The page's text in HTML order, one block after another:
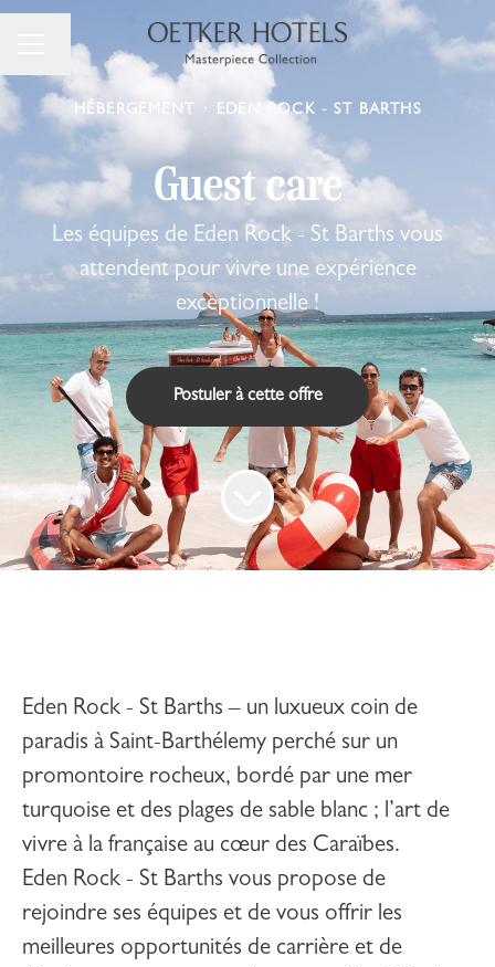
Menu carrière
Changer la langue
HÉBERGEMENT · EDEN ROCK - ST BARTHS
Guest care
Les équipes de Eden Rock - St Barths vous
attendent pour vivre une expérience
exceptionnelle !
Postuler à cette offre
Eden Rock - St Barths – un luxueux coin de
paradis à Saint-Barthélemy perché sur un
promontoire rocheux, bordé par une mer
turquoise et des plages de sable blanc ; l’art de
vivre à la française au cœur des Caraïbes.
Eden Rock - St Barths vous propose de
rejoindre ses équipes et de vous offrir les
meilleures opportunités de carrière et de